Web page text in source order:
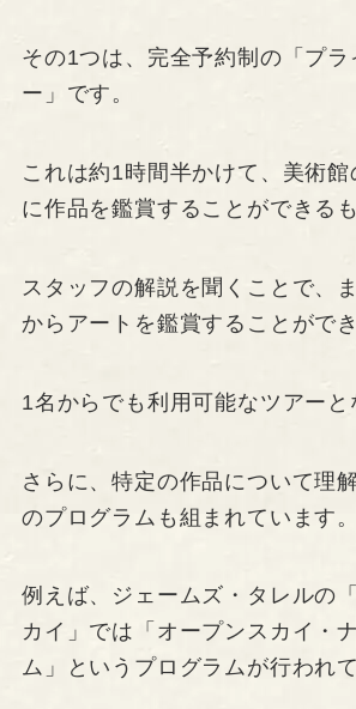
その1つは、完全予約制の「プラ
ー」です。
これは約1時間半かけて、美術
に作品を鑑賞することができるも
スタッフの解説を聞くことで、
からアートを鑑賞することがで
1名からでも利用可能なツアーと
さらに、特定の作品について理
のプログラムも組まれています。
例えば、ジェームズ・タレルの
カイ」では「オープンスカイ・
ム」というプログラムが行われ